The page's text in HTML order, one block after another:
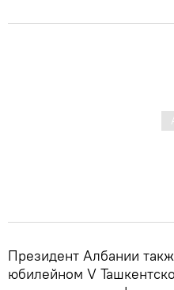
Президент Албании
юбилейном V